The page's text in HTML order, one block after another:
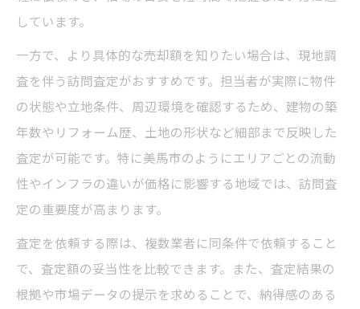
しています。
一方で、より具体的な売却額を知りたい場合は、現地調
査を伴う訪問査定がおすすめです。担当者が実際に物件
の状態や立地条件、周辺環境を確認するため、建物の築
年数やリフォーム歴、土地の形状など細部まで反映した
査定が可能です。特に美馬市のようにエリアごとの流動
性やインフラの違いが価格に影響する地域では、訪問査
定の重要度が高まります。
査定を依頼する際は、複数業者に同条件で依頼すること
で、査定額の妥当性を比較できます。また、査定結果の
根拠や市場データの提示を求めることで、納得感のある